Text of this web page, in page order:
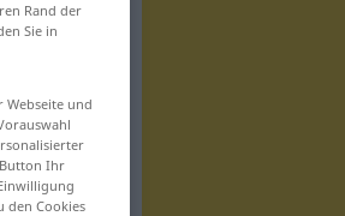
Rand der
Sie in
und
Ihr
den Cookies